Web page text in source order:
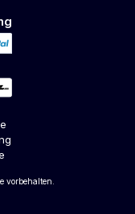
vorbehalten.